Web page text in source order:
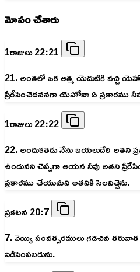
మోసం చేశారు
1రాజులు 22:21
21. అంతలో ఒక ఆత్మ యెదుటికి వచ్చి
ప్రేరేపించెదననగా యెహోవా ఏ ప్రకారము
1రాజులు 22:22
22. అందుకతడు నేను బయలుదేరి అతని
ఉందునని చెప్పగా ఆయన నీవు అతని
ప్రకారము చేయుమని అతనికి సెలవిచ్చెను.
ప్రకటన 20:7
7. వెయ్యి సంవత్సరములు గడచిన
విడిపింపబడును.